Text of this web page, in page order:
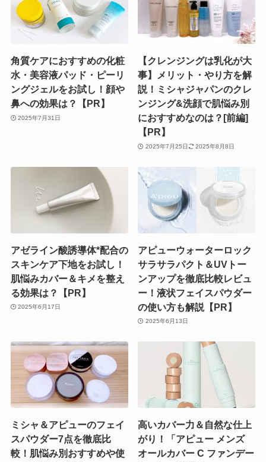
角質ケアにおすすめの化粧
水・美容液パッド・ピーリ
ングジェルをお試し！顔や
鼻への効果は？【PR】
2025年7月31日
【クレンジングは乳化が大
事】メリット・やり方を解
説！ミシャジャパンのクレ
ンジング&洗顔で肌悩み別
におすすめなのは？[前編]
【PR】
2025年7月25日 2025年8月8日
アゼライン酸誘導体*配合の
スキンケア下地をお試し！
肌悩みカバー＆キメを整え
る効果は？【PR】
2025年6月17日
アピューウォーターロック
サラサラパクト＆UVトー
ンアップを徹底比較レビュ
ー！液状フェイスパウダー
の使い方も解説【PR】
2025年6月13日
ミシャ＆アピューのフェイ
スパウダー7点を徹底比
較！肌悩み別おすすめや使
高いカバー力＆自然な仕上
がり！「アピュー メンズ
オールカバー C ファンデー